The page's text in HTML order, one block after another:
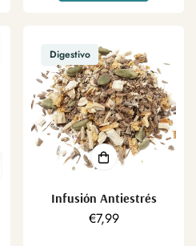
Digestivo
Infusión Antiestrés
Precio
€7,99